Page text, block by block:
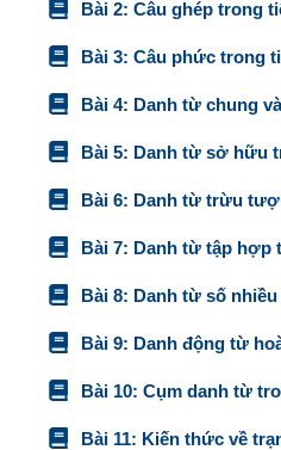
Bài 2: Câu ghép trong
Bài 3: Câu phức trong
Bài 4: Danh từ chung
Bài 5: Danh từ sở hữu
Bài 6: Danh từ trừu
Bài 7: Danh từ tập hợp
Bài 8: Danh từ số
Bài 9: Danh động từ
Bài 10: Cụm danh từ
Bài 11: Kiến thức về